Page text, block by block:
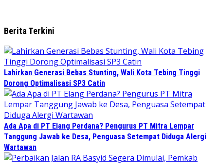
Berita Terkini
Lahirkan Generasi Bebas Stunting, Wali Kota Tebing Tinggi
Dorong Optimalisasi SP3 Catin
Ada Apa di PT Elang Perdana? Pengurus PT Mitra Lempar
Tanggung Jawab ke Desa, Penguasa Setempat Diduga Alergi
Wartawan